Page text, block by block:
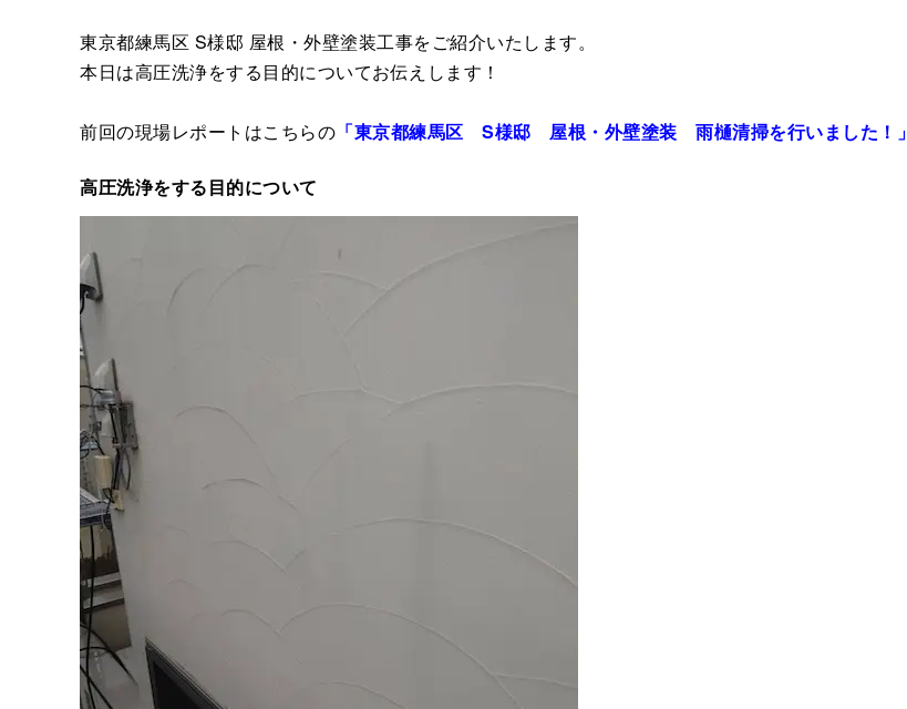
東京都練馬区 S様邸 屋根・外壁塗装工事をご紹介いたします。
本日は高圧洗浄をする目的についてお伝えします！
前回の現場レポートはこちらの 「東京都練馬区 S様邸 屋根・外壁塗装 雨樋清掃を行いました！」
高圧洗浄をする目的について